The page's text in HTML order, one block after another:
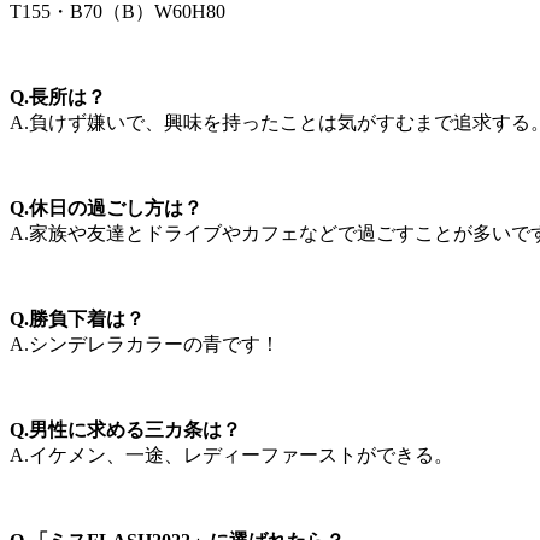
T155・B70（B）W60H80
Q.長所は？
A.負けず嫌いで、興味を持ったことは気がすむまで追求する
Q.休日の過ごし方は？
A.家族や友達とドライブやカフェなどで過ごすことが多いで
Q.勝負下着は？
A.シンデレラカラーの青です！
Q.男性に求める三カ条は？
A.イケメン、一途、レディーファーストができる。